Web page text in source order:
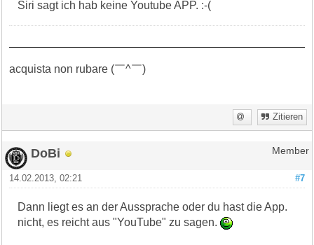
Siri sagt ich hab keine Youtube APP. :-(
acquista non rubare (￣^￣)ゞ
Zitieren
DoBi Member
#7
14.02.2013, 02:21
Dann liegt es an der Aussprache oder du hast die App.
nicht, es reicht aus "YouTube" zu sagen.